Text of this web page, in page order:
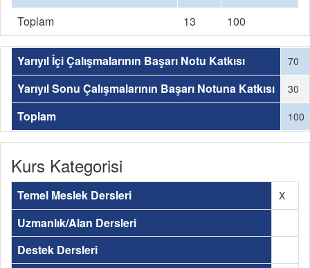
Toplam 13 100
Yarıyıl İçi Çalışmalarının Başarı Notu Katkısı 70
Yarıyıl Sonu Çalışmalarının Başarı Notuna Katkısı 30
Toplam 100
Kurs Kategorisi
Temel Meslek Dersleri X
Uzmanlık/Alan Dersleri
Destek Dersleri